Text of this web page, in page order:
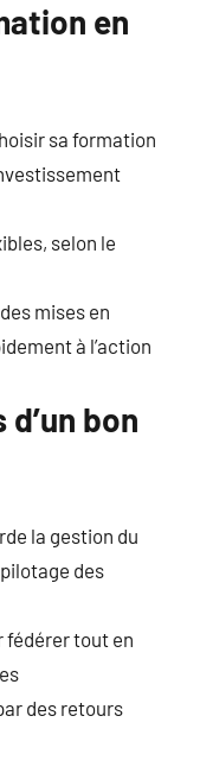
en
sa formation
selon le
mises en
à l’action
bon
la gestion du
des
fédérer tout en
des retours